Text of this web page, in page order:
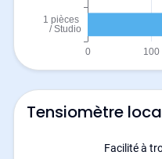
Tensiomètre
Facilité à